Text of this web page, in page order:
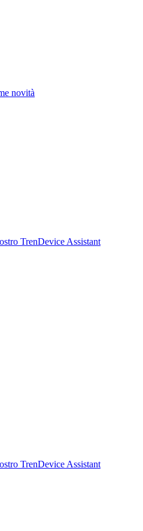
novità
TrenDevice Assistant
TrenDevice Assistant